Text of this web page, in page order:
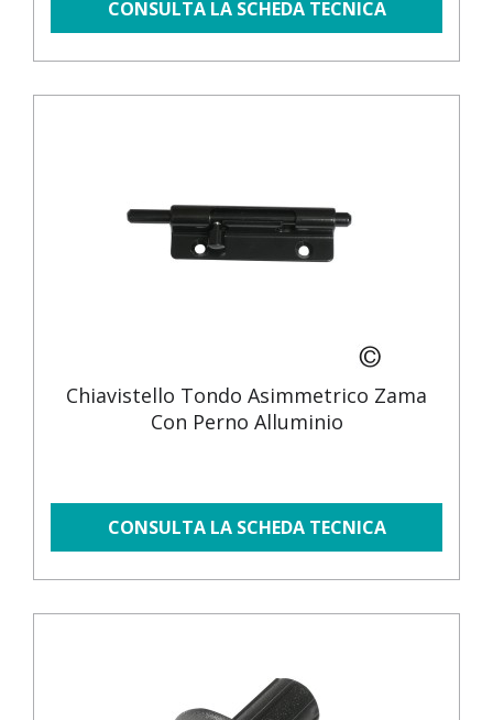
CONSULTA LA SCHEDA TECNICA
Chiavistello Tondo Asimmetrico Zama
Con Perno Alluminio
CONSULTA LA SCHEDA TECNICA